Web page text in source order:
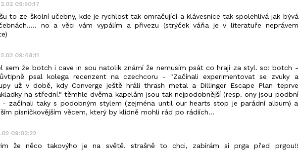
09:50:17
to ze školní učebny, kde je rychlost tak omračující a klávesnice tak spolehlivá jak bývá
no a věci vám vypálím a přivezu (strýček váňa je v literatuře neprávem
09:48:11
sem že botch i cave in sou natolik známí že nemusím psát co hrají za styl. so: botch -
psal kolega recenzent na czechcoru - "Začínali experimentovat se zvuky a
už v době, kdy Converge ještě hráli thrash metal a Dillinger Escape Plan teprve
na střední." těmhle dvěma kapelám jsou tak nejpodobnější (resp. ony jsou podbní
začínali taky s podobným stylem (zejména until our hearts stop je parádní album) a
písničkovějším věcem, který by klidně mohli rád po rádiích...
09:02:22
že něco takovýho je na světě. strašně to chci, zabírám si prga před prgou!!